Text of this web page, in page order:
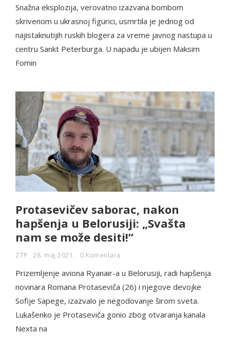
Snažna eksplozija, verovatno izazvana bombom
skrivenom u ukrasnoj figurici, usmrtila je jednog od
najistaknutijih ruskih blogera za vreme javnog nastupa u
centru Sankt Peterburga. U napadu je ubijen Maksim
Fomin
Protasevičev saborac, nakon
hapšenja u Belorusiji: „Svašta
nam se može desiti!”
ZTP 28. maj 2021. 0 Komentara
Prizemljenje aviona Ryanair-a u Belorusiji, radi hapšenja
novinara Romana Protaseviča (26) i njegove devojke
Sofije Sapege, izazvalo je negodovanje širom sveta.
Lukašenko je Protaseviča gonio zbog otvaranja kanala
Nexta na